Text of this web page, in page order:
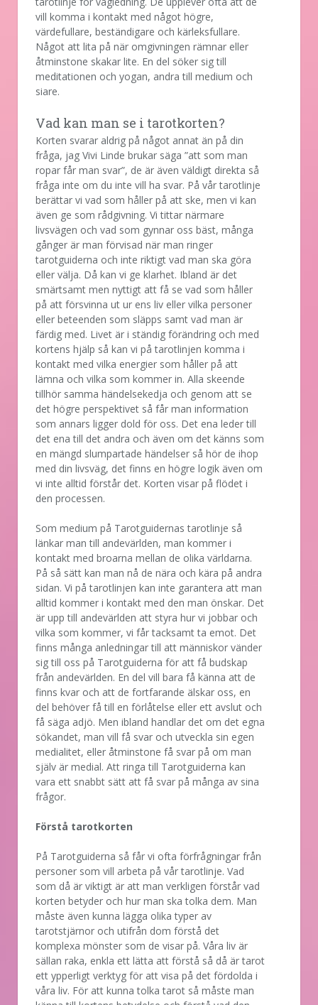
vill komma i kontakt med något högre,
värdefullare, beständigare och kärleksfullare.
Något att lita på när omgivningen rämnar eller
åtminstone skakar lite. En del söker sig till
meditationen och yogan, andra till medium och
siare.
Vad kan man se i tarotkorten?
Korten svarar aldrig på något annat än på din
fråga, jag Vivi Linde brukar säga ”att som man
ropar får man svar”, de är även väldigt direkta så
fråga inte om du inte vill ha svar. På vår tarotlinje
berättar vi vad som håller på att ske, men vi kan
även ge som rådgivning. Vi tittar närmare
livsvägen och vad som gynnar oss bäst, många
gånger är man förvisad när man ringer
tarotguiderna och inte riktigt vad man ska göra
eller välja. Då kan vi ge klarhet. Ibland är det
smärtsamt men nyttigt att få se vad som håller
på att försvinna ut ur ens liv eller vilka personer
eller beteenden som släpps samt vad man är
färdig med. Livet är i ständig förändring och med
kortens hjälp så kan vi på tarotlinjen komma i
kontakt med vilka energier som håller på att
lämna och vilka som kommer in. Alla skeende
tillhör samma händelsekedja och genom att se
det högre perspektivet så får man information
som annars ligger dold för oss. Det ena leder till
det ena till det andra och även om det känns som
en mängd slumpartade händelser så hör de ihop
med din livsväg, det finns en högre logik även om
vi inte alltid förstår det. Korten visar på flödet i
den processen.
Som medium på Tarotguidernas tarotlinje så
länkar man till andevärlden, man kommer i
kontakt med broarna mellan de olika världarna.
På så sätt kan man nå de nära och kära på andra
sidan. Vi på tarotlinjen kan inte garantera att man
alltid kommer i kontakt med den man önskar. Det
är upp till andevärlden att styra hur vi jobbar och
vilka som kommer, vi får tacksamt ta emot. Det
finns många anledningar till att människor vänder
sig till oss på Tarotguiderna för att få budskap
från andevärlden. En del vill bara få känna att de
finns kvar och att de fortfarande älskar oss, en
del behöver få till en förlåtelse eller ett avslut och
få säga adjö. Men ibland handlar det om det egna
sökandet, man vill få svar och utveckla sin egen
medialitet, eller åtminstone få svar på om man
själv är medial. Att ringa till Tarotguiderna kan
vara ett snabbt sätt att få svar på många av sina
frågor.
Förstå tarotkorten
På Tarotguiderna så får vi ofta förfrågningar från
personer som vill arbeta på vår tarotlinje. Vad
som då är viktigt är att man verkligen förstår vad
korten betyder och hur man ska tolka dem. Man
måste även kunna lägga olika typer av
tarotstjärnor och utifrån dom förstå det
komplexa mönster som de visar på. Våra liv är
sällan raka, enkla ett lätta att förstå så då är tarot
ett ypperligt verktyg för att visa på det fördolda i
våra liv. För att kunna tolka tarot så måste man